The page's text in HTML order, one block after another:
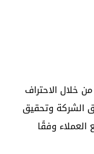
خلال الاحتراف
الشركة وتحقيق
العملاء وفقًا